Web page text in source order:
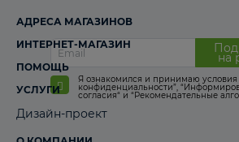
на
Я ознакомился и принимаю условия
конфиденциальности”,
согласия“ и “Рекомендательные
АДРЕСА МАГАЗИНОВ
ИНТЕРНЕТ-МАГАЗИН
ПОМОЩЬ
УСЛУГИ
Дизайн-проект